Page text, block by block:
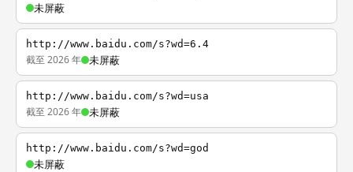
未屏蔽
http://www.baidu.com/s?wd=6.4
截至 2026 年 未屏蔽
http://www.baidu.com/s?wd=usa
截至 2026 年 未屏蔽
http://www.baidu.com/s?wd=god
未屏蔽